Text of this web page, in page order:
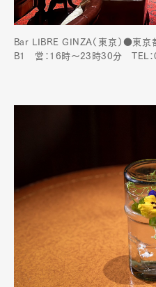
Bar LIBRE GINZA（東京）●東
B1 営：16時～23時30分 TEL